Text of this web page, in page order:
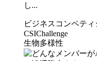
し...
ビジネスコンペティ
CSIChallenge
生物多様性